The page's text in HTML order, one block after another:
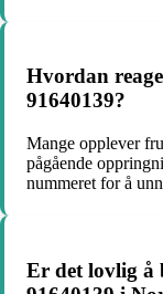
Hvordan
91640139?
Mange opplever
pågående
nummeret for å
Er det lovlig å